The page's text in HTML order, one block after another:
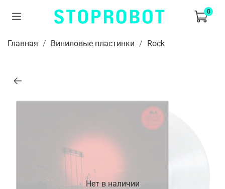
0
Главная Виниловые пластинки Rock
Нет в наличии